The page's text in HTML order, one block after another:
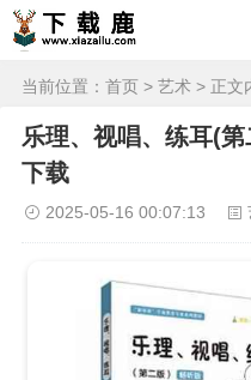
当前位置： 首页 > 艺术 > 正文
乐理、视唱、练耳(
下载
2025-05-16 00:07:13